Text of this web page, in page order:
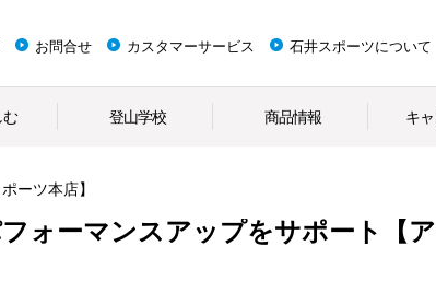
お問合せ カスタマーサービス 石井スポーツについて
む 登山学校 商品情報 キ
ーツ本店】
ォーマンスアップをサポート【